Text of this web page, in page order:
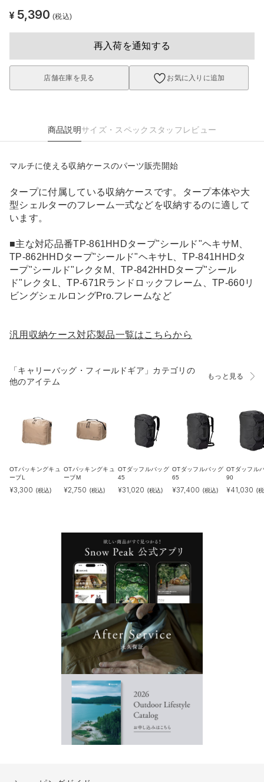
¥ 5,390 (税込)
再入荷を通知する
店舗在庫を見る お気に入りに追加
商品説明サイズ・スペック スタッフレビュー
マルチに使える収納ケースのパーツ販売開始
タープに付属している収納ケースです。タープ本体や大
型シェルターのフレーム一式などを収納するのに適して
います。
■主な対応品番TP-861HHDタープ"シールド"ヘキサM、
TP-862HHDタープ"シールド"ヘキサL、TP-841HHDタ
ープ"シールド"レクタM、TP-842HHDタープ"シール
ド"レクタL、TP-671Rランドロックフレーム、TP-660リ
ビングシェルロングPro.フレームなど
汎用収納ケース対応製品一覧はこちらから
「キャリーバッグ・フィールドギア」カテゴリの
他のアイテム
もっと見る
OTパッキングキュ
ーブL
¥3,300 (税込)
OTパッキングキュ
ーブM
¥2,750 (税込)
OTダッフルバッグ
45
¥31,020 (税込)
OTダッフルバッグ
65
¥37,400 (税込)
OTダッフル
90
¥41,030 (